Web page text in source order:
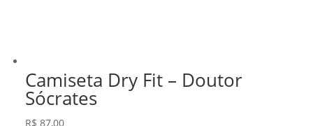
Camiseta Dry Fit – Doutor
Sócrates
R$ 87,00